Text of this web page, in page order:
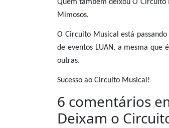
Quem também deixou O
Mimosos.
O Circuito Musical está
de eventos LUAN, a mesma que
outras.
Sucesso ao Circuito Musical!
6 comentários
Deixam o